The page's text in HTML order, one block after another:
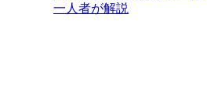
一人者が解説